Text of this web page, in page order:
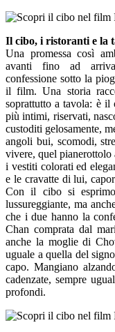
Il cibo, i ristoranti e la
Una promessa così
avanti fino ad
confessione sotto la
il film. Una storia
soprattutto a tavola: è il
più intimi, riservati,
custoditi gelosamente,
angoli bui, scomodi,
vivere, quel pianerottolo
i vestiti colorati ed
e le cravatte di lui,
Con il cibo si
lussureggiante, ma
che i due hanno la
Chan comprata dal
anche la moglie di
uguale a quella del
capo. Mangiano
cadenzate, sempre
profondi.